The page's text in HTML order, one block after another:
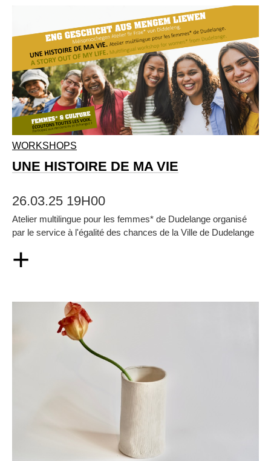
WORKSHOPS
UNE HISTOIRE DE MA VIE
26.03.25 19H00
Atelier multilingue pour les femmes* de Dudelange organisé
par le service à l'égalité des chances de la Ville de Dudelange
+